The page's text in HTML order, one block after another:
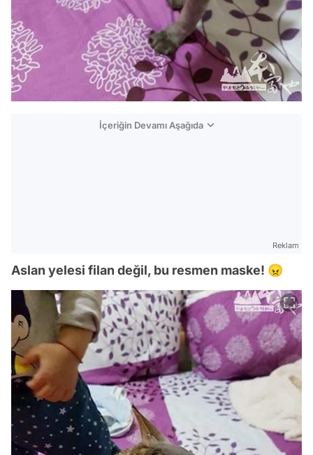
İçeriğin Devamı Aşağıda
Reklam
Aslan yelesi filan değil, bu resmen maske! 😠